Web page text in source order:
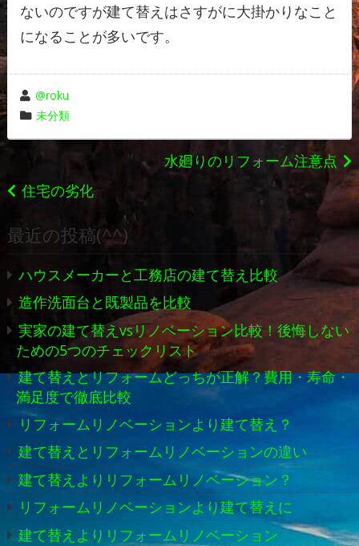
ないのですが建て替えはさすがに大掛かりなこと
になることが多いです。
投
稿
者
@roku
カ
テ
ー
未分類
稿
ナ
ゲ
ー
シ
ョ
ン
水廻りのリフォーム注意点
住宅の劣化
最近の投稿(^^)
ハウスメーカーと工務店の建て替え比較
造作洗面台と既製品を比較
実家の建て替えvsリノベーション比較！後悔しない
ための5つのチェックリスト
建て替えとリフォームどっちが正解？費用・寿命・
満足度で徹底比較
リフォームリノベーションより建て替え？
建て替えとリフォームリノベーションの違い
建て替えよりリフォームリノベーション？
リフォームリノベーションより建て替えに
建て替えよりリフォームリノベーション